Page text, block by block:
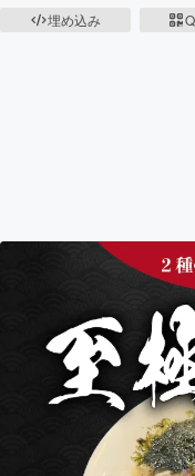
埋め込み